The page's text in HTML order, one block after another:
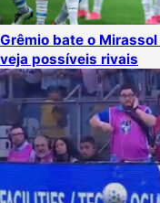
Grêmio bate o
veja possíveis rivais